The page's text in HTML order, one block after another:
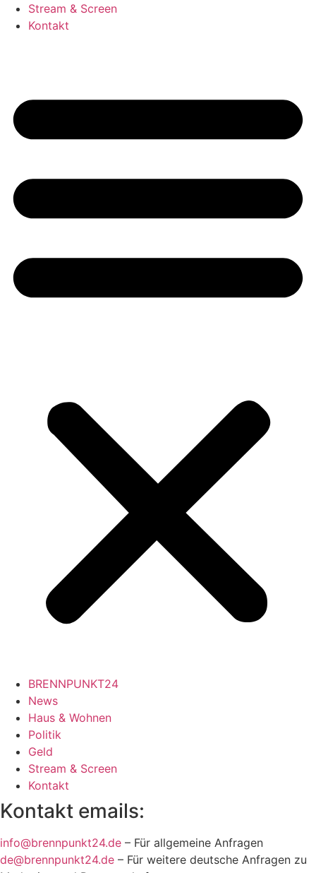
Stream & Screen
Kontakt
BRENNPUNKT24
News
Haus & Wohnen
Politik
Geld
Stream & Screen
Kontakt
Kontakt emails:
info@brennpunkt24.de – Für allgemeine Anfragen
de@brennpunkt24.de – Für weitere deutsche Anfragen zu